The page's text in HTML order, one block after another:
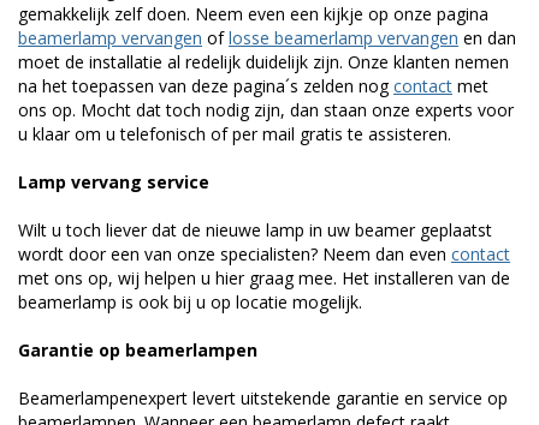
gemakkelijk zelf doen. Neem even een kijkje op onze pagina
beamerlamp vervangen oflosse beamerlamp vervangen en dan
moet de installatie al redelijk duidelijk zijn. Onze klanten nemen
na het toepassen van deze pagina´s zelden nogcontact met
ons op. Mocht dat toch nodig zijn, dan staan onze experts voor
u klaar om u telefonisch of per mail gratis te assisteren.
Lamp vervang service
Wilt u toch liever dat de nieuwe lamp in uw beamer geplaatst
wordt door een van onze specialisten? Neem dan even contact
met ons op, wij helpen u hier graag mee. Het installeren van de
beamerlamp is ook bij u op locatie mogelijk.
Garantie op beamerlampen
Beamerlampenexpert levert uitstekende garantie en service op